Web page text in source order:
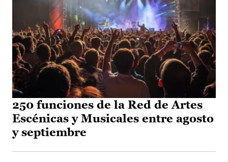
250 funciones de la Red de Artes
Escénicas y Musicales entre agosto
y septiembre